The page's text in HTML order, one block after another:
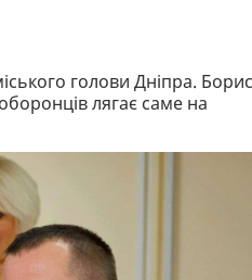
голови Дніпра. Борис
лягає саме на